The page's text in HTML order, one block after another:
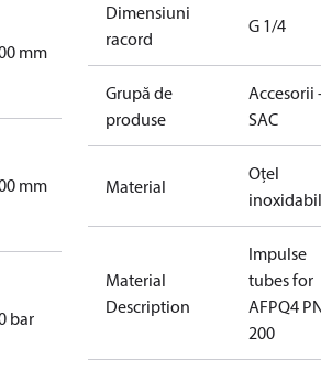
mm
mm
bar
Dimensiuni
racord
G 1/4
Grupă de
produse
Accesorii
SAC
Material
Oțel
inoxidabil
Material
Description
Impulse
tubes for
AFPQ4
200